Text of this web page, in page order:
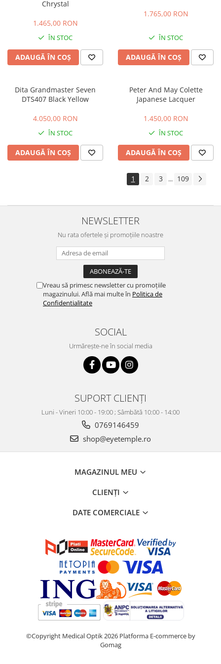
Chrystal
1.465,00 RON
ÎN STOC
ADAUGĂ ÎN COȘ
1.765,00 RON
ÎN STOC
ADAUGĂ ÎN COȘ
Dita Grandmaster Seven
DTS407 Black Yellow
4.050,00 RON
ÎN STOC
ADAUGĂ ÎN COȘ
Peter And May Colette
Japanese Lacquer
1.450,00 RON
ÎN STOC
ADAUGĂ ÎN COȘ
1 2 3 ... 109
NEWSLETTER
Nu rata ofertele și promoțiile noastre
Vreau să primesc newsletter cu promoțiile
magazinului. Află mai multe în Politica de
Confidentialitate
SOCIAL
Urmărește-ne în social media
SUPORT CLIENȚI
Luni - Vineri 10:00 - 19:00 ; Sâmbătă 10:00 - 14:00
0769146459
shop@eyetemple.ro
MAGAZINUL MEU
CLIENȚI
DATE COMERCIALE
©Copyright Medical Optik 2026 Platforma E-commerce by
Gomag